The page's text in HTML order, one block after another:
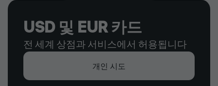
USD 및 EUR 카드
전 세계 상점과 서비스에서 허용됩니다
개인 시도